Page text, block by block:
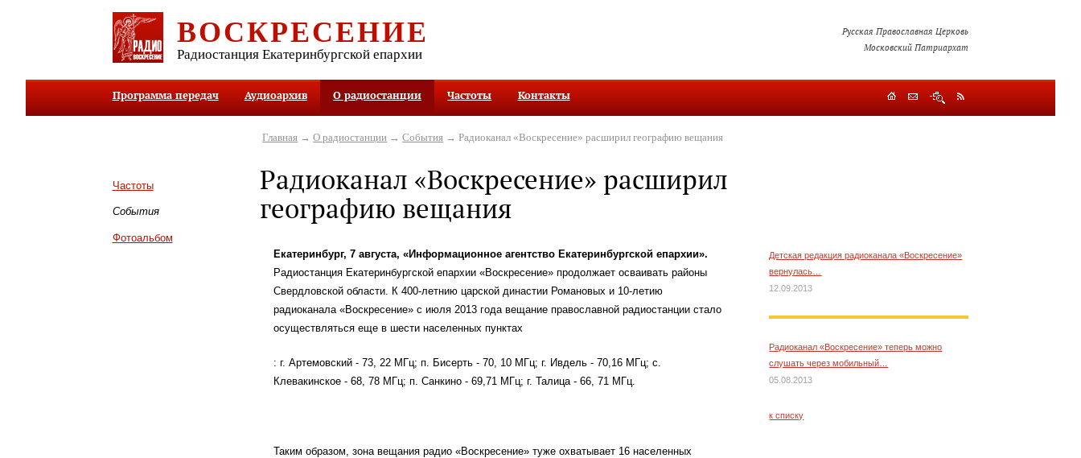
ВОСКРЕСЕНИЕ
Радиостанция Екатеринбургской епархии
Русская Православная Церковь
Московский Патриархат
Программа передач Аудиоархив О радиостанции Частоты Контакты
Частоты
События
Фотоальбом
Главная →О радиостанции →События → Радиоканал «Воскресение» расширил географию вещания
Радиоканал «Воскресение» расширил
географию вещания
Екатеринбург, 7 августа, «Информационное агентство Екатеринбургской епархии».
Радиостанция Екатеринбургской епархии «Воскресение» продолжает осваивать районы
Свердловской области. К 400-летнию царской династии Романовых и 10-летию
радиоканала «Воскресение» с июля 2013 года вещание православной радиостанции стало
осуществляться еще в шести населенных пунктах
: г. Артемовский - 73, 22 МГц; п. Бисерть - 70, 10 МГц; г. Ивдель - 70,16 МГц; с.
Клевакинское - 68, 78 МГц; п. Санкино - 69,71 МГц; г. Талица - 66, 71 МГц.
Таким образом, зона вещания радио «Воскресение» туже охватывает 16 населенных
Детская редакция радиоканала «Воскресение»
вернулась…
12.09.2013
Радиоканал «Воскресение» теперь можно
слушать через мобильный…
05.08.2013
к списку